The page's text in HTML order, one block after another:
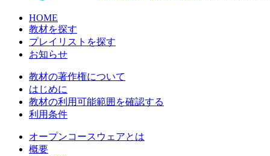
HOME
教材を探す
プレイリストを探す
お知らせ
教材の著作権について
はじめに
教材の利用可能範囲を確認する
利用条件
オープンコースウェアとは
概要